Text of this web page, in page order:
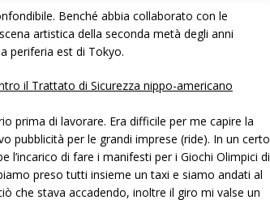
Benché abbia collaborato con le
artistica della seconda metà degli anni
periferia est di Tokyo.
il Trattato di Sicurezza nippo-americano
prima di lavorare. Era difficile per me capire la
pubblicità per le grandi imprese (ride). In un certo
l’incarico di fare i manifesti per i Giochi Olimpici di
preso tutti insieme un taxi e siamo andati al
che stava accadendo, inoltre il giro mi valse un